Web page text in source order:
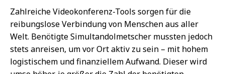
Zahlreiche Videokonferenz-Tools sorgen für die
reibungslose Verbindung von Menschen aus aller
Welt. Benötigte Simultandolmetscher mussten jedoch
stets anreisen, um vor Ort aktiv zu sein – mit hohem
logistischem und finanziellem Aufwand. Dieser wird